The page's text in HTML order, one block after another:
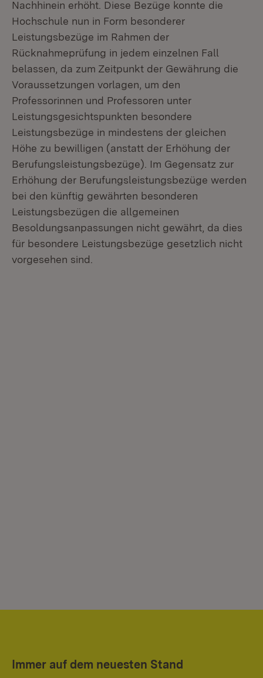
Nachhinein erhöht. Diese Bezüge konnte die
Hochschule nun in Form besonderer
Leistungsbezüge im Rahmen der
Rücknahmeprüfung in jedem einzelnen Fall
belassen, da zum Zeitpunkt der Gewährung die
Voraussetzungen vorlagen, um den
Professorinnen und Professoren unter
Leistungsgesichtspunkten besondere
Leistungsbezüge in mindestens der gleichen
Höhe zu bewilligen (anstatt der Erhöhung der
Berufungs­leistungsbezüge). Im Gegensatz zur
Erhöhung der Berufungsleistungsbezüge werden
bei den künftig gewährten besonderen
Leistungsbezügen die allgemeinen
Besoldungsanpassungen nicht gewährt, da dies
für besondere Leistungs­bezüge gesetzlich nicht
vorgesehen sind.
Immer auf dem neuesten Stand